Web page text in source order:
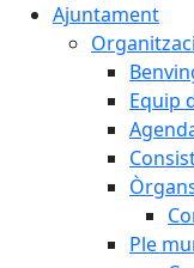
Ajuntament
Equip
Ple